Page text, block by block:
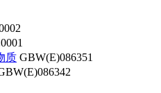
质 GBW(E)086351